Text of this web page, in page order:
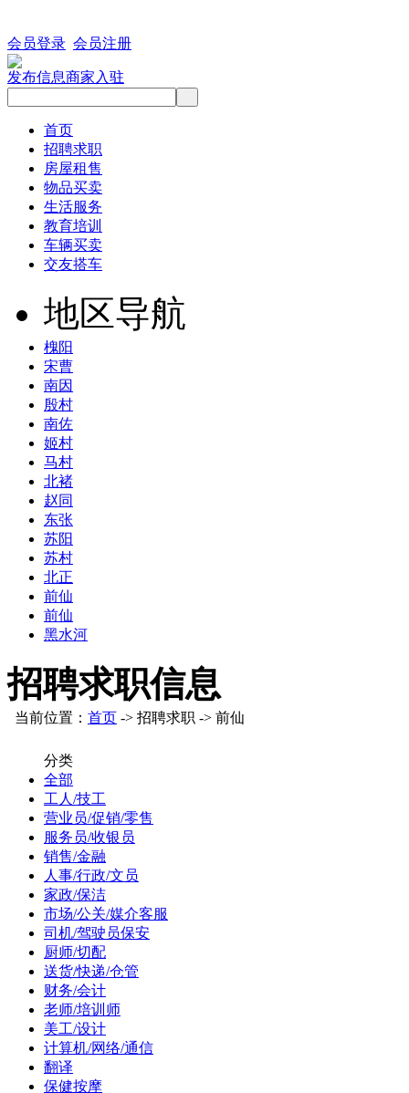
会员登录 会员注册
发布信息商家入驻
首页
招聘求职
房屋租售
物品买卖
生活服务
教育培训
车辆买卖
交友搭车
地区导航
槐阳
宋曹
南因
殷村
南佐
姬村
马村
北褚
赵同
东张
苏阳
苏村
北正
前仙
前仙
黑水河
招聘求职信息
当前位置： 首页 -> 招聘求职 -> 前仙
分类
全部
工人/技工
营业员/促销/零售
服务员/收银员
销售/金融
人事/行政/文员
家政/保洁
市场/公关/媒介客服
司机/驾驶员保安
厨师/切配
送货/快递/仓管
财务/会计
老师/培训师
美工/设计
计算机/网络/通信
翻译
保健按摩